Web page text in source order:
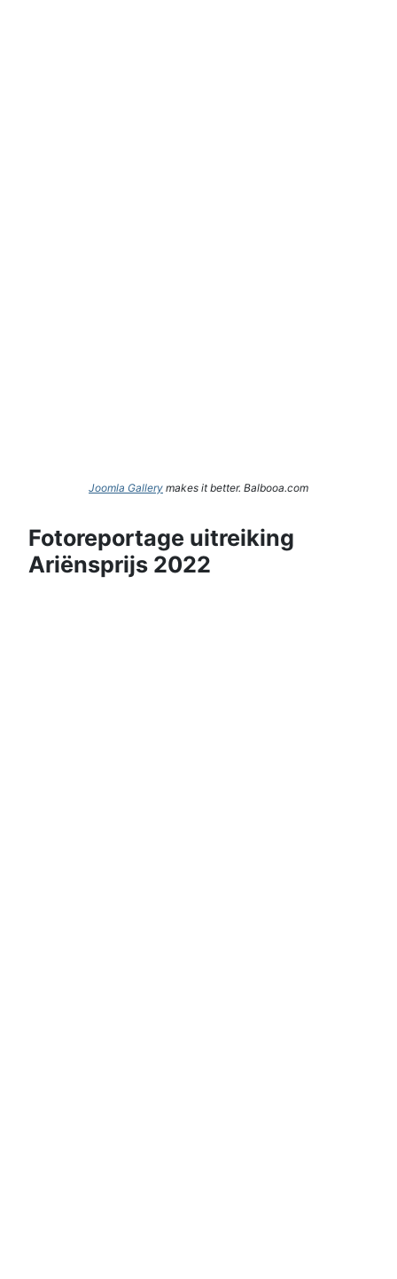
Joomla Gallery makes it better. Balbooa.com
Fotoreportage uitreiking
Ariënsprijs 2022